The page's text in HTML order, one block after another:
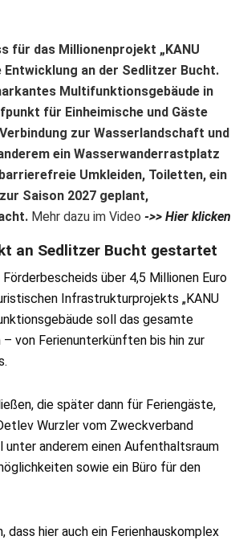
für das Millionenprojekt „KANU
an der Sedlitzer Bucht.
Multifunktionsgebäude in
für Einheimische und Gäste
zur Wasserlandschaft und
ein Wasserwanderrastplatz
Umkleiden, Toiletten, ein
Saison 2027 geplant,
Mehr dazu im Video ->> Hier klicken
an Sedlitzer Bucht gestartet
über 4,5 Millionen Euro
Infrastrukturprojekts „KANU
soll das gesamte
von Ferienunterkünften bis hin zur
die später dann für Feriengäste,
Wurzler vom Zweckverband
unter anderem einen Aufenthaltsraum
sowie ein Büro für den
hier auch ein Ferienhauskomplex